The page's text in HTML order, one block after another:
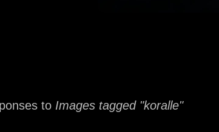
to Images tagged "koralle"